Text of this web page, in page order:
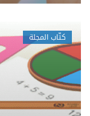
كتّاب المجلة